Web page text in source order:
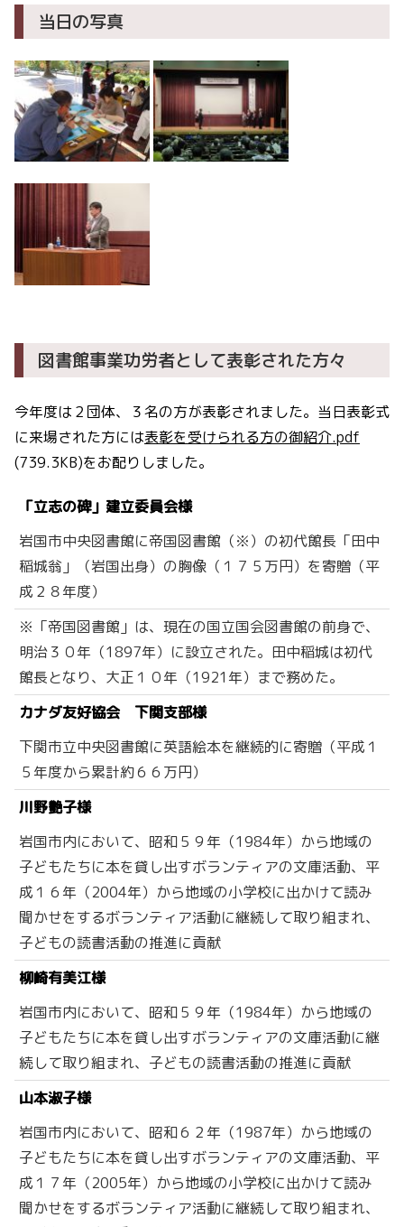
当日の写真
図書館事業功労者として表彰された方々
今年度は２団体、３名の方が表彰されました。当日表彰式
に来場された方には表彰を受けられる方の御紹介.pdf
(739.3KB)をお配りしました。
「立志の碑」建立委員会様
岩国市中央図書館に帝国図書館（※）の初代館長「田中
稲城翁」（岩国出身）の胸像（１７５万円）を寄贈（平
成２８年度）
※「帝国図書館」は、現在の国立国会図書館の前身で、
明治３０年（1897年）に設立された。田中稲城は初代
館長となり、大正１０年（1921年）まで務めた。
カナダ友好協会 下関支部様
下関市立中央図書館に英語絵本を継続的に寄贈（平成１
５年度から累計約６６万円）
川野艶子様
岩国市内において、昭和５９年（1984年）から地域の
子どもたちに本を貸し出すボランティアの文庫活動、平
成１６年（2004年）から地域の小学校に出かけて読み
聞かせをするボランティア活動に継続して取り組まれ、
子どもの読書活動の推進に貢献
柳崎有美江様
岩国市内において、昭和５９年（1984年）から地域の
子どもたちに本を貸し出すボランティアの文庫活動に継
続して取り組まれ、子どもの読書活動の推進に貢献
山本淑子様
岩国市内において、昭和６２年（1987年）から地域の
子どもたちに本を貸し出すボランティアの文庫活動、平
成１７年（2005年）から地域の小学校に出かけて読み
聞かせをするボランティア活動に継続して取り組まれ、